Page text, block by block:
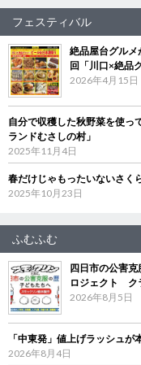
フェスティバル
絶品屋台グル
回「川口×絶品
2026年4月15日
自分で収穫した秋野菜を使
ランドむさしの村」
2025年11月4日
春だけじゃもったいないさく
2025年10月23日
ふむふむ
四日市の公害
ロジェクト ク
2026年8月5日
「中東発」値上げラッシュ
2026年8月4日